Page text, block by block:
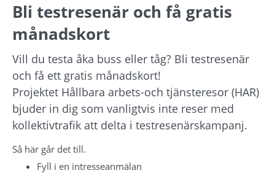
Bli testresenär och få gratis
månadskort
Vill du testa åka buss eller tåg? Bli testresenär
och få ett gratis månadskort!
Projektet Hållbara arbets-och tjänsteresor (HAR)
bjuder in dig som vanligtvis inte reser med
kollektivtrafik att delta i testresenärskampanj.
Så här går det till.
Fyll i en intresseanmälan